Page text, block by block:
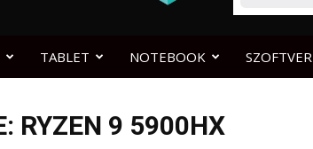
TABLET NOTEBOOK SZOFTVER
RYZEN 9 5900HX